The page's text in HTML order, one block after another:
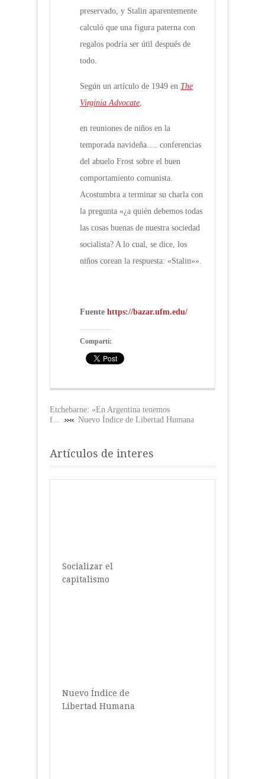
preservado, y Stalin aparentemente
calculó que una figura paterna con
regalos podría ser útil después de
todo.
Según un artículo de 1949 en The
Virginia Advocate,
en reuniones de niños en la
temporada navideña…. conferencias
del abuelo Frost sobre el buen
comportamiento comunista.
Acostumbra a terminar su charla con
la pregunta «¿a quién debemos todas
las cosas buenas de nuestra sociedad
socialista? A lo cual, se dice, los
niños corean la respuesta: «Stalin»».
Fuente https://bazar.ufm.edu/
Compartí:
Etchebarne: «En Argentina tenemos
f...
Nuevo Índice de Libertad Humana
Artículos de interes
Socializar el
capitalismo
Nuevo Índice de
Libertad Humana